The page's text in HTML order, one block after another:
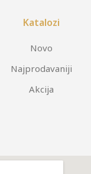
Katalozi
Novo
Najprodavaniji
Akcija